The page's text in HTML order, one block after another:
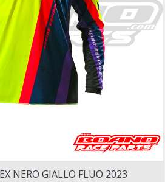
NERO GIALLO FLUO 2023